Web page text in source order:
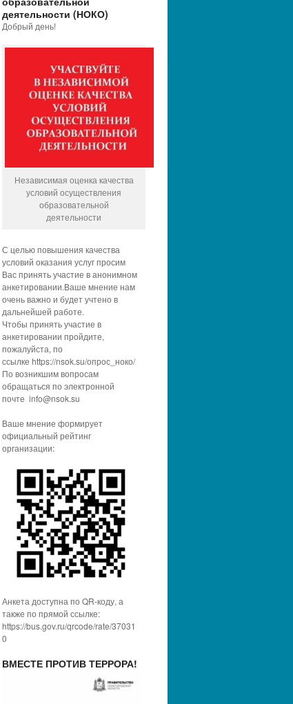
деятельности (НОКО)
Добрый день!
Независимая оценка качества
условий осуществления
образовательной
деятельности
С целью повышения качества
условий оказания услуг просим
Вас принять участие в анонимном
анкетировании.Ваше мнение нам
очень важно и будет учтено в
дальнейшей работе.
Чтобы принять участие в
анкетировании пройдите,
пожалуйста, по
ссылке https://nsok.su/опрос_ноко/
По возникшим вопросам
обращаться по электронной
почте info@nsok.su
Ваше мнение формирует
официальный рейтинг
организации:
Анкета доступна по QR-коду, а
также по прямой ссылке:
https://bus.gov.ru/qrcode/rate/37031
0
ВМЕСТЕ ПРОТИВ ТЕРРОРА!